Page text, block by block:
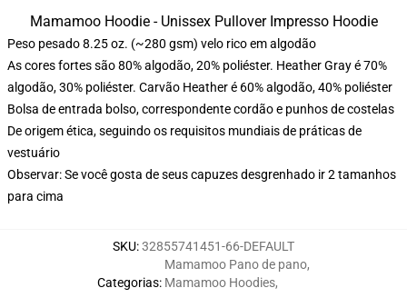
Mamamoo Hoodie - Unissex Pullover Impresso Hoodie
Peso pesado 8.25 oz. (~280 gsm) velo rico em algodão
As cores fortes são 80% algodão, 20% poliéster. Heather Gray é 70%
algodão, 30% poliéster. Carvão Heather é 60% algodão, 40% poliéster
Bolsa de entrada bolso, correspondente cordão e punhos de costelas
De origem ética, seguindo os requisitos mundiais de práticas de
vestuário
Observar: Se você gosta de seus capuzes desgrenhado ir 2 tamanhos
para cima
SKU:32855741451-66-DEFAULT
Categorias:
Mamamoo Pano de pano,
Mamamoo Hoodies,